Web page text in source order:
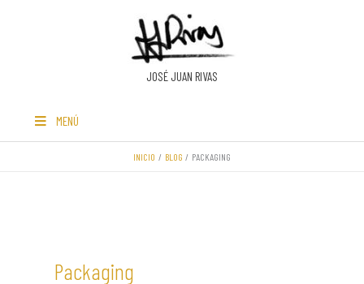
JOSÉ JUAN RIVAS
MENÚ
INICIO BLOG PACKAGING
Packaging